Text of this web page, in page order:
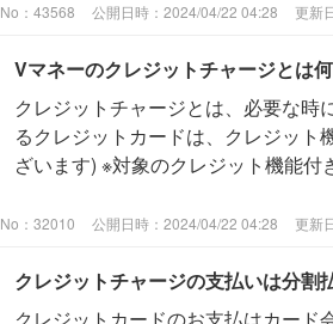
No：43568 公開日時：2024/04/22 04:28 更新
Vマネーのクレジットチャージとは
クレジットチャージとは、必要な時
るクレジットカードは、クレジッ
ざいます) ※対象のクレジット機能
No：32010 公開日時：2024/04/22 04:28 更新
クレジットチャージの支払いは分割